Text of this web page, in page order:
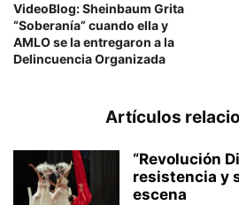
VideoBlog: Sheinbaum Grita
“Soberanía” cuando ella y
AMLO se la entregaron a la
Delincuencia Organizada
Artículos
“Revolución
resistencia y
escena